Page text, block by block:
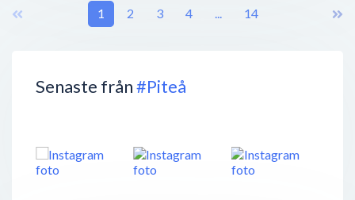
Senaste från#Piteå
1 2 3 4 ... 14